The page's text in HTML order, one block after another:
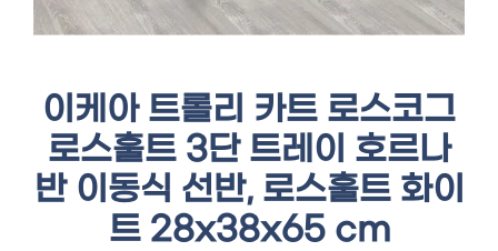
이케아 트롤리 카트 로스코그
로스훌트 3단 트레이 호르나
반 이동식 선반, 로스훌트 화이
트 28x38x65 cm